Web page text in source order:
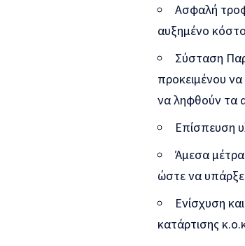
Ασφαλή
αυξημένο
Σύσταση
προκειμένου
να ληφθούν τα
Επίσπευση
Άμεσα μέτρα
ώστε να
Ενίσχυση
κατάρτισης